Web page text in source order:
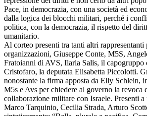
Pace, in democrazia, con una società ed
dalla logica dei blocchi militari, perché i
politica, con la democrazia, il rispetto del
umanitario.
Al corteo presenti tra tanti altri
organizzazioni, Giuseppe Conte, M5S,
Fratoianni di AVS, Ilaria Salis, il capogruppo
Cristofaro, la deputata Elisabetta Piccolotti.
nonostante la firma apposta da Elly Schlein,
M5s e Avs per chiedere al governo la revoca
collaborazione militare con Israele. Presenti a
Marco Tarquinio, Cecilia Strada, Arturo